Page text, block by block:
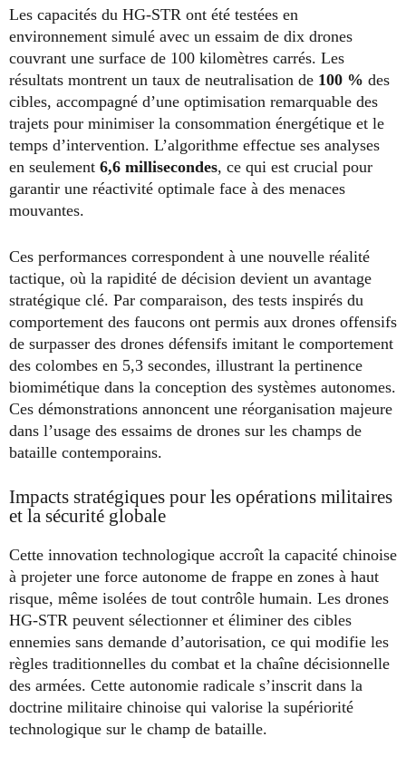
Les capacités du HG-STR ont été testées en
environnement simulé avec un essaim de dix drones
couvrant une surface de 100 kilomètres carrés. Les
résultats montrent un taux de neutralisation de 100 % des
cibles, accompagné d’une optimisation remarquable des
trajets pour minimiser la consommation énergétique et le
temps d’intervention. L’algorithme effectue ses analyses
en seulement 6,6 millisecondes, ce qui est crucial pour
garantir une réactivité optimale face à des menaces
mouvantes.
Ces performances correspondent à une nouvelle réalité
tactique, où la rapidité de décision devient un avantage
stratégique clé. Par comparaison, des tests inspirés du
comportement des faucons ont permis aux drones offensifs
de surpasser des drones défensifs imitant le comportement
des colombes en 5,3 secondes, illustrant la pertinence
biomimétique dans la conception des systèmes autonomes.
Ces démonstrations annoncent une réorganisation majeure
dans l’usage des essaims de drones sur les champs de
bataille contemporains.
Impacts stratégiques pour les opérations militaires
et la sécurité globale
Cette innovation technologique accroît la capacité chinoise
à projeter une force autonome de frappe en zones à haut
risque, même isolées de tout contrôle humain. Les drones
HG-STR peuvent sélectionner et éliminer des cibles
ennemies sans demande d’autorisation, ce qui modifie les
règles traditionnelles du combat et la chaîne décisionnelle
des armées. Cette autonomie radicale s’inscrit dans la
doctrine militaire chinoise qui valorise la supériorité
technologique sur le champ de bataille.